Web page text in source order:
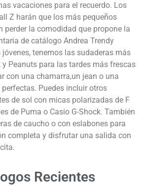
vacaciones para el recuerdo. Los
Z harán que los más pequeños
perder la comodidad que propone la
de catálogo Andrea Trendy
tenemos las sudaderas más
Peanuts para las tardes más frescas
con una chamarra,un jean o una
Puedes incluir otros
de sol con micas polarizadas de F
de Puma o Casio G-Shock. También
de caucho o con eslabones para
completa y disfrutar una salida con
Recientes